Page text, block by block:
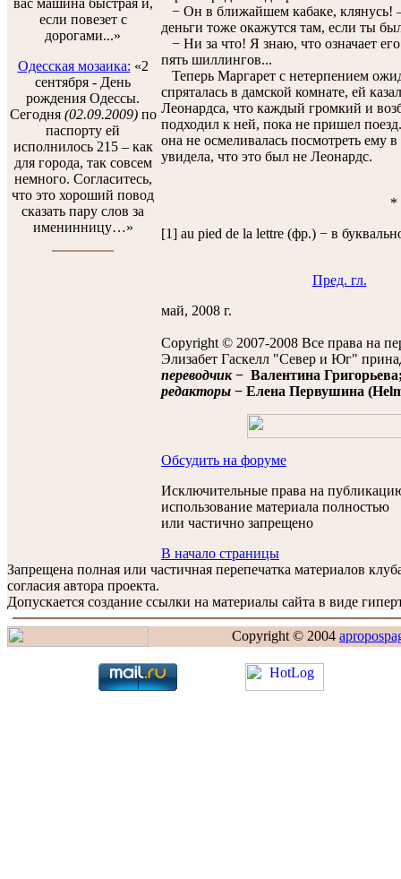
вас машина быстрая и,
если повезет с
дорогами...»
Одесская мозаика: «2
сентября - День
рождения Одессы.
Сегодня (02.09.2009)по
паспорту ей
исполнилось 215 – как
для города, так совсем
немного. Согласитесь,
что это хороший повод
сказать пару слов за
именинницу…»
− Он в ближайшем кабаке, клянусь!
деньги тоже окажутся там, если ты
− Ни за что! Я знаю, что означает
пять шиллингов...
Теперь Маргарет с нетерпением
спряталась в дамской комнате, ей
Леонардса, что каждый громкий и
подходил к ней, пока не пришел
она не осмеливалась посмотреть
увидела, что это был не Леонардс.
*
[1] au pied de la lettre (фр.) − в
Пред. гл.
май, 2008 г.
Copyright © 2007-2008 Все права на
Элизабет Гаскелл "Север и Юг"
переводчик− Валентина
редакторы − Елена Первушина
Обсудить на форуме
Исключительные права на
использование материала полностью
или частично запрещено
В начало страницы
Запрещена полная или частичная перепечатка материалов
согласия автора проекта.
Допускается создание ссылки на материалы сайта в виде
Copyright © 2004